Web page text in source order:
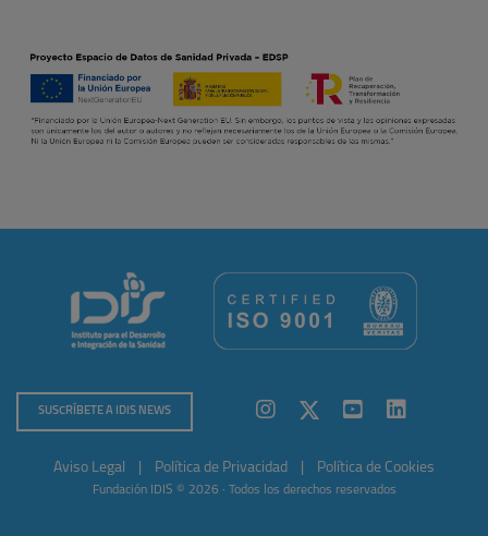
SUSCRÍBETE A IDIS NEWS
Aviso Legal Política de Privacidad Política de Cookies
Fundación IDIS © 2026 · Todos los derechos reservados